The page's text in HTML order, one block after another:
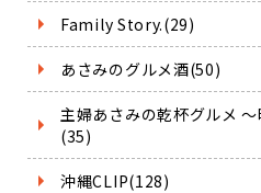
Family Story.(29)
あさみのグルメ酒(50)
主婦あさみの乾杯グルメ
(35)
沖縄CLIP(128)